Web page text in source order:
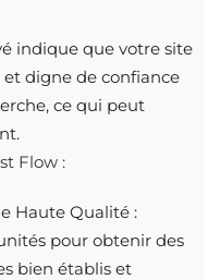
indique que votre site
digne de confiance
ce qui peut
Flow :
Haute Qualité :
pour obtenir des
bien établis et